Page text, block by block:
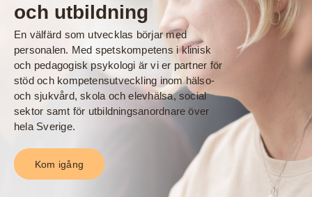
Om oss
och utbildning
En välfärd som utvecklas börjar med
personalen. Med spetskompetens i klinisk
och pedagogisk psykologi är vi er partner för
stöd och kompetensutveckling inom hälso-
och sjukvård, skola och elevhälsa, social
sektor samt för utbildningsanordnare över
hela Sverige.
Kom igång